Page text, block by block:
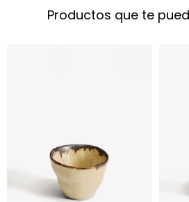
Productos que te